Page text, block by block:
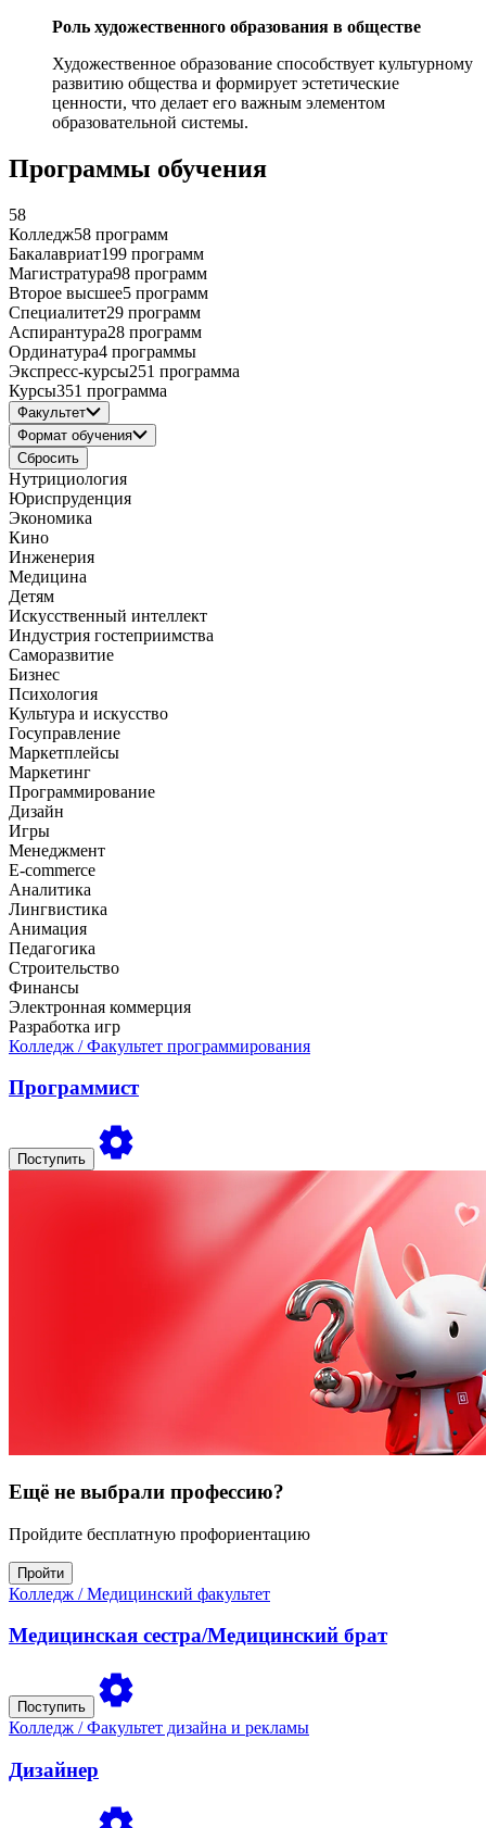
Роль художественного образования в обществе
Художественное образование способствует культурному
развитию общества и формирует эстетические
ценности, что делает его важным элементом
образовательной системы.
Программы обучения
58
Колледж58 программ
Бакалавриат199 программ
Магистратура98 программ
Второе высшее5 программ
Специалитет29 программ
Аспирантура28 программ
Ординатура4 программы
Экспресс-курсы251 программа
Курсы351 программа
Факультет
Формат обучения
Сбросить
Нутрициология
Юриспруденция
Экономика
Кино
Инженерия
Медицина
Детям
Искусственный интеллект
Индустрия гостеприимства
Саморазвитие
Бизнес
Психология
Культура и искусство
Госуправление
Маркетплейсы
Маркетинг
Программирование
Дизайн
Игры
Менеджмент
E-commerce
Аналитика
Лингвистика
Анимация
Педагогика
Строительство
Финансы
Электронная коммерция
Разработка игр
Колледж / Факультет программирования
Программист
Поступить
Ещё не выбрали профессию?
Пройдите бесплатную профориентацию
Пройти
Колледж / Медицинский факультет
Медицинская сестра/Медицинский брат
Поступить
Колледж / Факультет дизайна и рекламы
Дизайнер